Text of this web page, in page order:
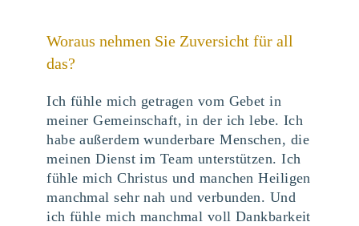
Woraus nehmen Sie Zuversicht für all
das?
Ich fühle mich getragen vom Gebet in
meiner Gemeinschaft, in der ich lebe. Ich
habe außerdem wunderbare Menschen, die
meinen Dienst im Team unterstützen. Ich
fühle mich Christus und manchen Heiligen
manchmal sehr nah und verbunden. Und
ich fühle mich manchmal voll Dankbarkeit